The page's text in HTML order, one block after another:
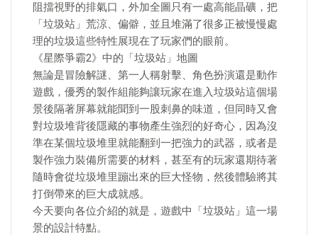
阻擋視野的排氣口，外加全圖只有一處高能晶礦，把
「垃圾站」荒涼、偏僻，並且堆滿了很多正被慢慢處
理的垃圾這些特性展現在了玩家們的眼前。
《星際爭霸2》中的「垃圾站」地圖
無論是冒險解謎、第一人稱射擊、角色扮演還是動作
遊戲，優秀的製作組能夠讓玩家在進入垃圾站這個場
景後隔著屏幕就能聞到一股刺鼻的味道，但同時又會
對垃圾堆背後隱藏的事物產生強烈的好奇心，因為沒
準在某個垃圾堆里就能翻到一把強力的武器，或者是
製作強力裝備所需要的材料，甚至有的玩家還期待著
隨時會從垃圾堆里蹦出來的巨大怪物，然後體驗將其
打倒帶來的巨大成就感。
今天要向各位介紹的就是，遊戲中「垃圾站」這一場
景的設計特點。